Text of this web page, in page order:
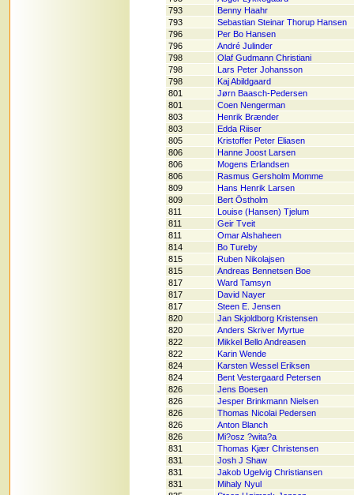
793
Benny Haahr
793
Sebastian Steinar Thorup Hansen
796
Per Bo Hansen
796
André Julinder
798
Olaf Gudmann Christiani
798
Lars Peter Johansson
798
Kaj Abildgaard
801
Jørn Baasch-Pedersen
801
Coen Nengerman
803
Henrik Brænder
803
Edda Riiser
805
Kristoffer Peter Eliasen
806
Hanne Joost Larsen
806
Mogens Erlandsen
806
Rasmus Gersholm Momme
809
Hans Henrik Larsen
809
Bert Östholm
811
Louise (Hansen) Tjelum
811
Geir Tveit
811
Omar Alshaheen
814
Bo Tureby
815
Ruben Nikolajsen
815
Andreas Bennetsen Boe
817
Ward Tamsyn
817
David Nayer
817
Steen E. Jensen
820
Jan Skjoldborg Kristensen
820
Anders Skriver Myrtue
822
Mikkel Bello Andreasen
822
Karin Wende
824
Karsten Wessel Eriksen
824
Bent Vestergaard Petersen
826
Jens Boesen
826
Jesper Brinkmann Nielsen
826
Thomas Nicolai Pedersen
826
Anton Blanch
826
Mi?osz ?wita?a
831
Thomas Kjær Christensen
831
Josh J Shaw
831
Jakob Ugelvig Christiansen
831
Mihaly Nyul